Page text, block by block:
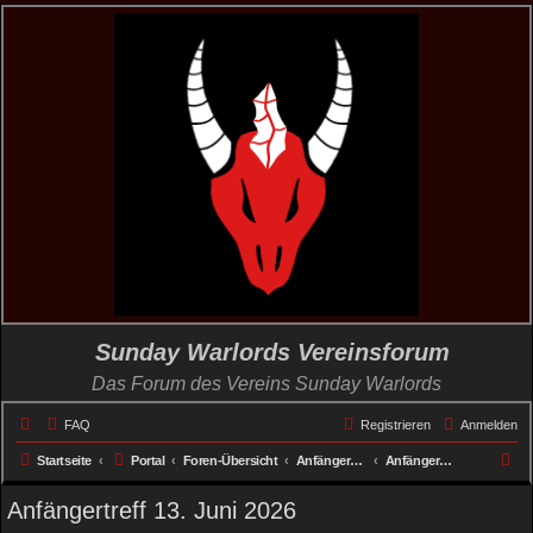
Sunday Warlords Vereinsforum
Das Forum des Vereins Sunday Warlords
FAQ Anmelden
Registrieren
Startseite Portal Foren-Übersicht Anfänger- und Vereinstreffs Anfänger- und Vereinstreffs
u
Anfängertreff 13. Juni 2026